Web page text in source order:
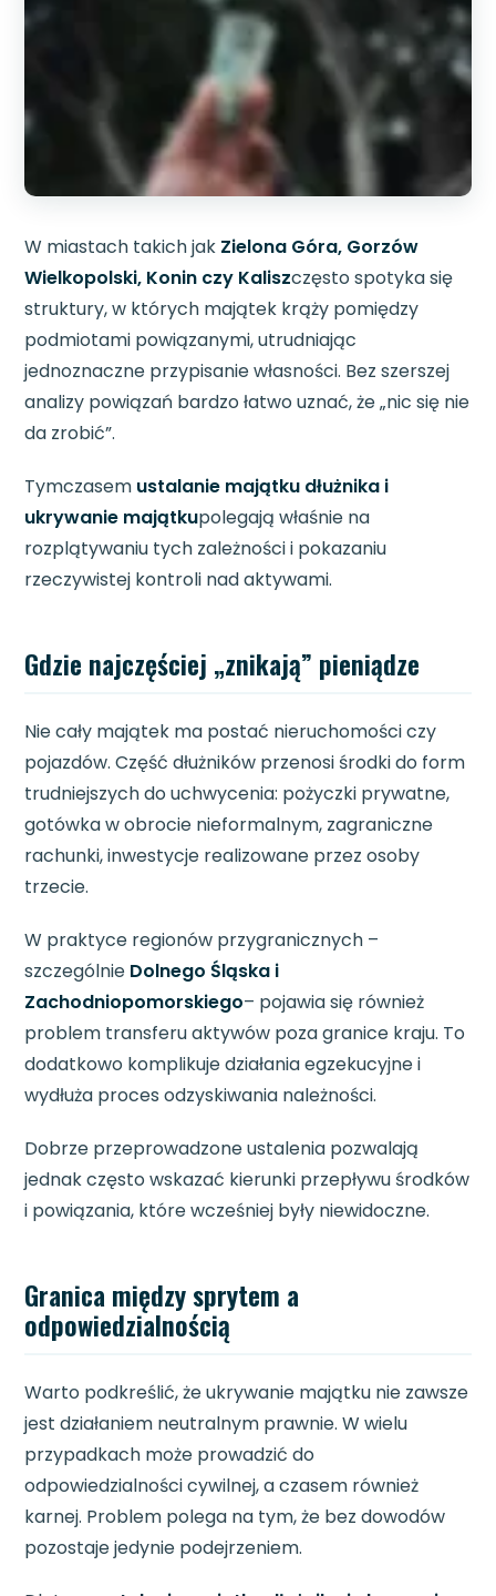
W miastach takich jak Zielona Góra, Gorzów
Wielkopolski, Konin czy Kaliszczęsto spotyka się
struktury, w których majątek krąży pomiędzy
podmiotami powiązanymi, utrudniając
jednoznaczne przypisanie własności. Bez szerszej
analizy powiązań bardzo łatwo uznać, że „nic się nie
da zrobić”.
Tymczasem ustalanie majątku dłużnika i
ukrywanie majątkupolegają właśnie na
rozplątywaniu tych zależności i pokazaniu
rzeczywistej kontroli nad aktywami.
Gdzie najczęściej „znikają” pieniądze
Nie cały majątek ma postać nieruchomości czy
pojazdów. Część dłużników przenosi środki do form
trudniejszych do uchwycenia: pożyczki prywatne,
gotówka w obrocie nieformalnym, zagraniczne
rachunki, inwestycje realizowane przez osoby
trzecie.
W praktyce regionów przygranicznych –
szczególnie Dolnego Śląska i
Zachodniopomorskiego– pojawia się również
problem transferu aktywów poza granice kraju. To
dodatkowo komplikuje działania egzekucyjne i
wydłuża proces odzyskiwania należności.
Dobrze przeprowadzone ustalenia pozwalają
jednak często wskazać kierunki przepływu środków
i powiązania, które wcześniej były niewidoczne.
Granica między sprytem a
odpowiedzialnością
Warto podkreślić, że ukrywanie majątku nie zawsze
jest działaniem neutralnym prawnie. W wielu
przypadkach może prowadzić do
odpowiedzialności cywilnej, a czasem również
karnej. Problem polega na tym, że bez dowodów
pozostaje jedynie podejrzeniem.